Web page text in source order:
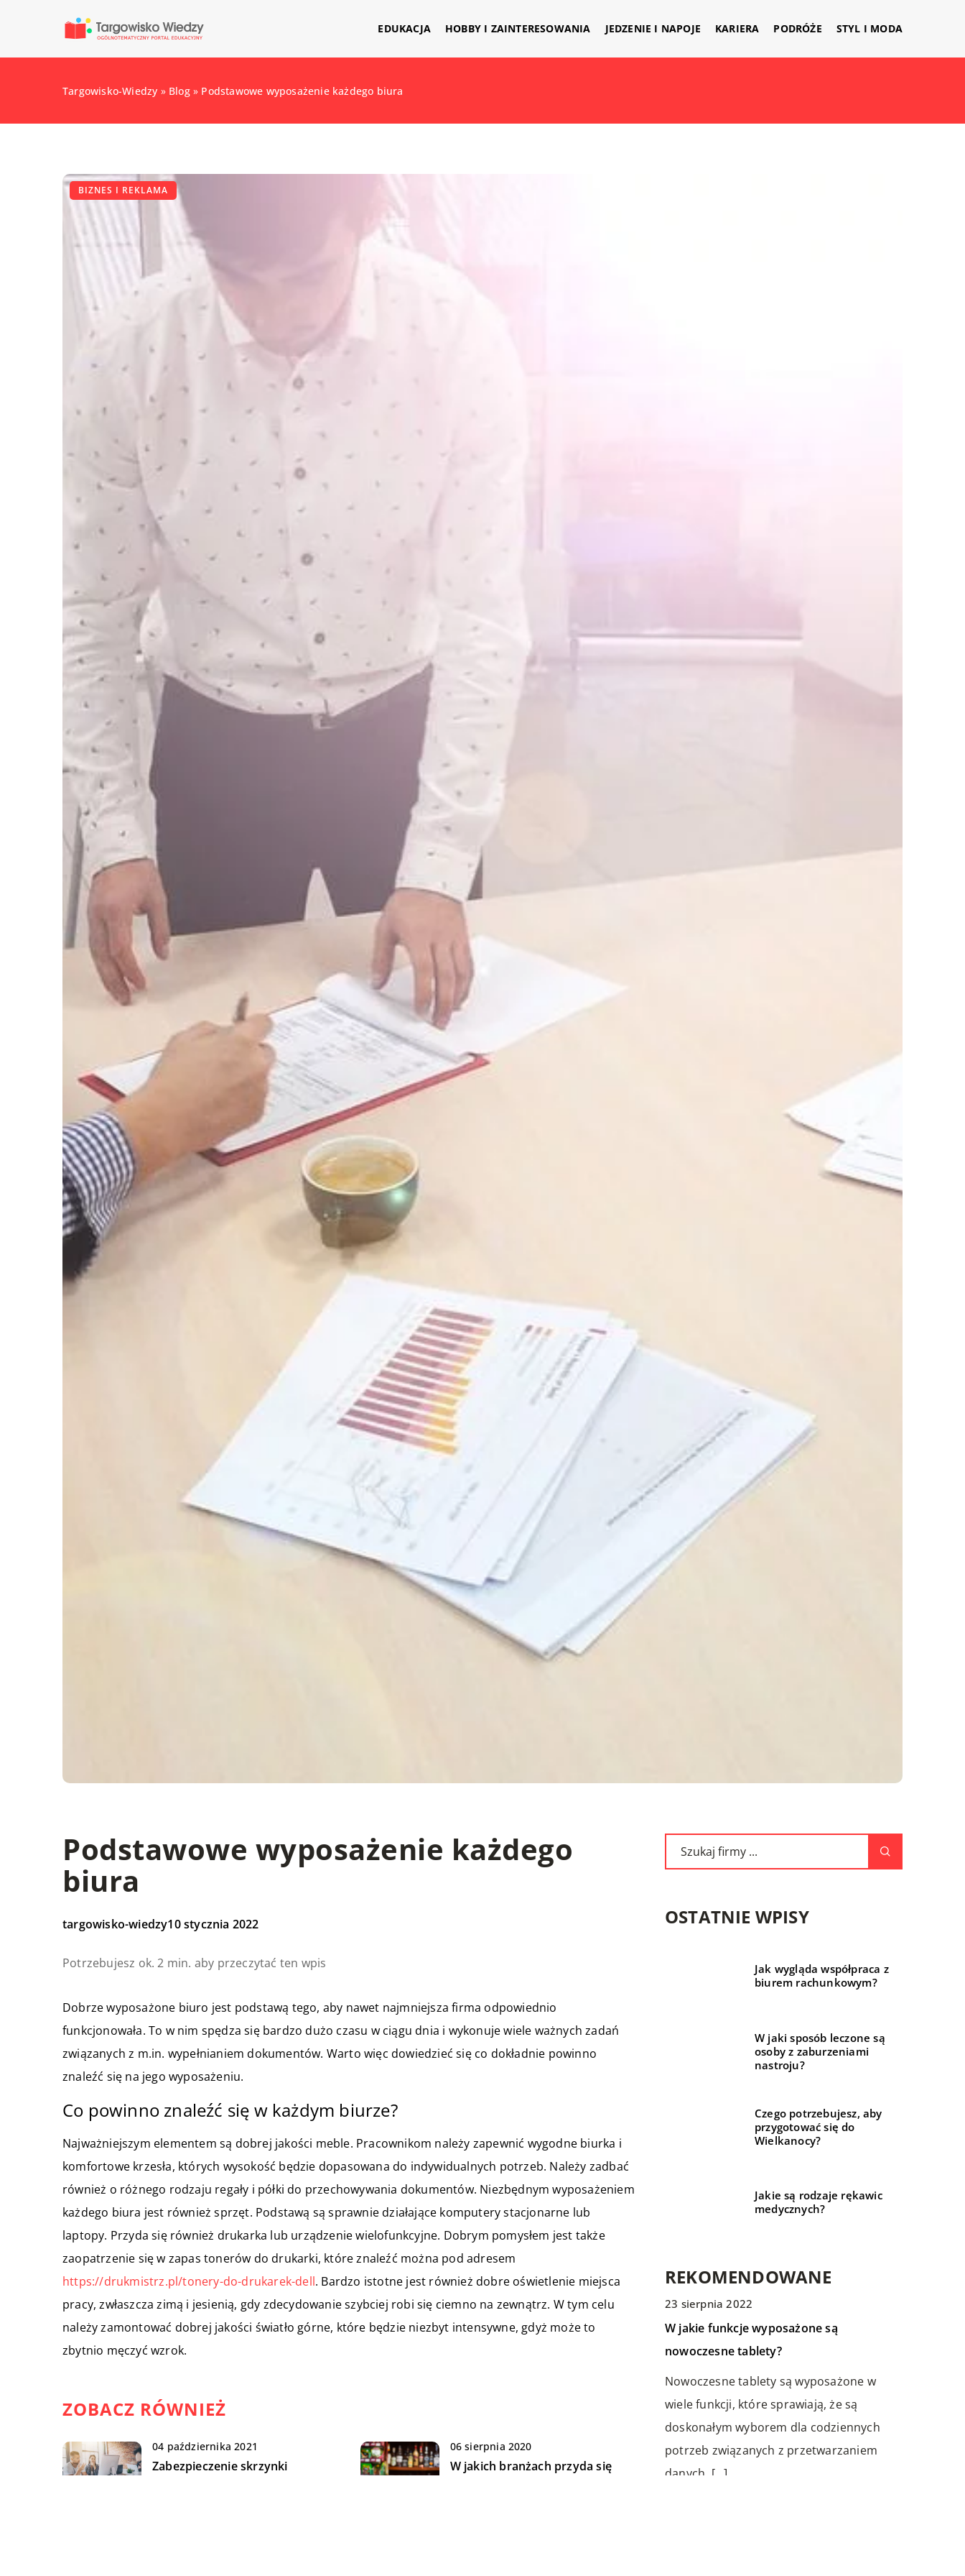
EDUKACJA HOBBY I ZAINTERESOWANIA JEDZENIE I NAPOJE KARIERA PODRÓŻE STYL I MODA
Targowisko-Wiedzy » Blog» Podstawowe wyposażenie każdego biura
BIZNES I REKLAMA
Podstawowe wyposażenie każdego
biura
targowisko-wiedzy10 stycznia 2022
Potrzebujesz ok. 2 min. aby przeczytać ten wpis
Dobrze wyposażone biuro jest podstawą tego, aby nawet najmniejsza firma odpowiednio
funkcjonowała. To w nim spędza się bardzo dużo czasu w ciągu dnia i wykonuje wiele ważnych zadań
związanych z m.in. wypełnianiem dokumentów. Warto więc dowiedzieć się co dokładnie powinno
znaleźć się na jego wyposażeniu.
Co powinno znaleźć się w każdym biurze?
Najważniejszym elementem są dobrej jakości meble. Pracownikom należy zapewnić wygodne biurka i
komfortowe krzesła, których wysokość będzie dopasowana do indywidualnych potrzeb. Należy zadbać
również o różnego rodzaju regały i półki do przechowywania dokumentów. Niezbędnym wyposażeniem
każdego biura jest również sprzęt. Podstawą są sprawnie działające komputery stacjonarne lub
laptopy. Przyda się również drukarka lub urządzenie wielofunkcyjne. Dobrym pomysłem jest także
zaopatrzenie się w zapas tonerów do drukarki, które znaleźć można pod adresem
https://drukmistrz.pl/tonery-do-drukarek-dell. Bardzo istotne jest również dobre oświetlenie miejsca
pracy, zwłaszcza zimą i jesienią, gdy zdecydowanie szybciej robi się ciemno na zewnątrz. W tym celu
należy zamontować dobrej jakości światło górne, które będzie niezbyt intensywne, gdyż może to
zbytnio męczyć wzrok.
ZOBACZ RÓWNIEŻ
04 października 2021
Zabezpieczenie skrzynki
06 sierpnia 2020
W jakich branżach przyda się
OSTATNIE WPISY
Jak wygląda współpraca z
biurem rachunkowym?
W jaki sposób leczone są
osoby z zaburzeniami
nastroju?
Czego potrzebujesz, aby
przygotować się do
Wielkanocy?
Jakie są rodzaje rękawic
medycznych?
REKOMENDOWANE
LIFE & STYLE
12 kwietnia 2019
W czym może pomóc świadkowa?
TECHNIKA I MOTORYZACJA
23 sierpnia 2022
W jakie funkcje wyposażone są
nowoczesne tablety?
Nowoczesne tablety są wyposażone w
wiele funkcji, które sprawiają, że są
doskonałym wyborem dla codziennych
potrzeb związanych z przetwarzaniem
danych. […]
DLA DOMU I OGRODU
10 marca 2020